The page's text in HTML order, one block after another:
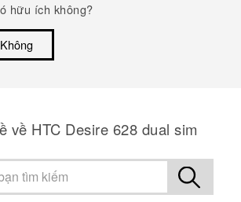
hữu ích không?
Không
về HTC Desire 628 dual sim